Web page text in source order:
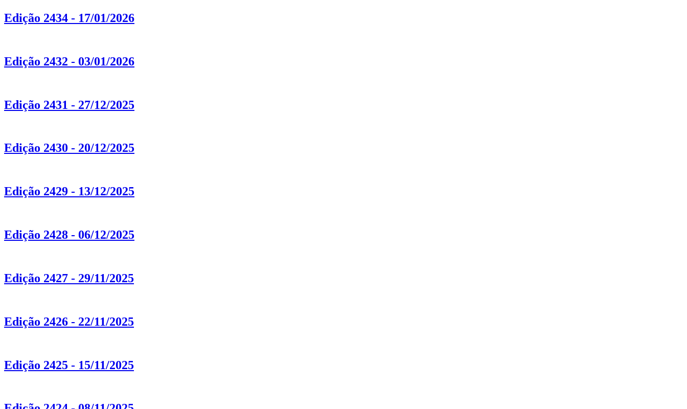
Edição 2434 - 17/01/2026
Edição 2432 - 03/01/2026
Edição 2431 - 27/12/2025
Edição 2430 - 20/12/2025
Edição 2429 - 13/12/2025
Edição 2428 - 06/12/2025
Edição 2427 - 29/11/2025
Edição 2426 - 22/11/2025
Edição 2425 - 15/11/2025